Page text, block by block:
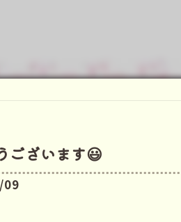
ございます😃
09